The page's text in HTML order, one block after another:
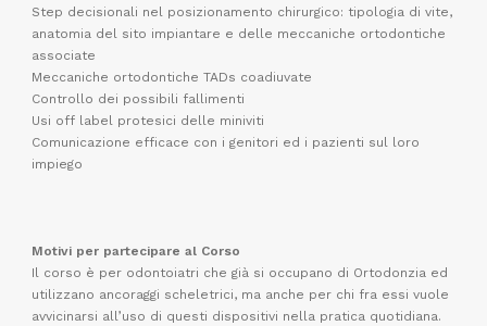
Step decisionali nel posizionamento chirurgico: tipologia di vite,
anatomia del sito impiantare e delle meccaniche ortodontiche
associate
Meccaniche ortodontiche TADs coadiuvate
Controllo dei possibili fallimenti
Usi off label protesici delle miniviti
Comunicazione efficace con i genitori ed i pazienti sul loro
impiego
Motivi per partecipare al Corso
Il corso è per odontoiatri che già si occupano di Ortodonzia ed
utilizzano ancoraggi scheletrici, ma anche per chi fra essi vuole
avvicinarsi all’uso di questi dispositivi nella pratica quotidiana.